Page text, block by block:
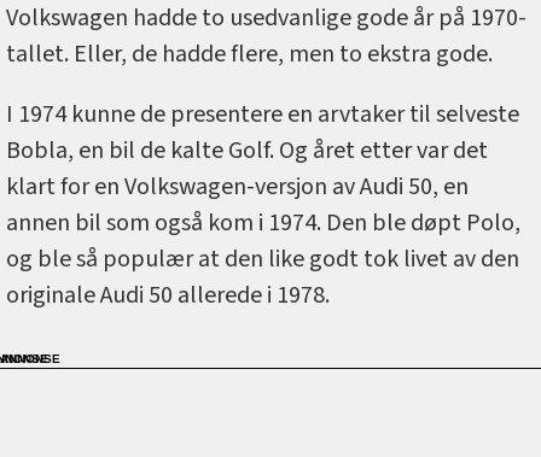
Volkswagen hadde to usedvanlige gode år på 1970-
tallet. Eller, de hadde flere, men to ekstra gode.
I 1974 kunne de presentere en arvtaker til selveste
Bobla, en bil de kalte Golf. Og året etter var det
klart for en Volkswagen-versjon av Audi 50, en
annen bil som også kom i 1974. Den ble døpt Polo,
og ble så populær at den like godt tok livet av den
originale Audi 50 allerede i 1978.